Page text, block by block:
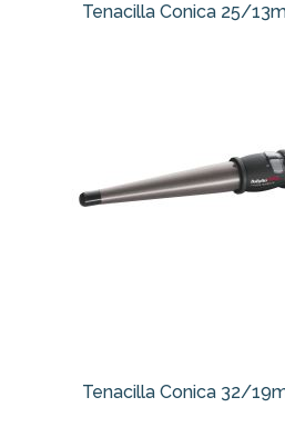
Tenacilla Conica 25/
Tenacilla Conica 32/